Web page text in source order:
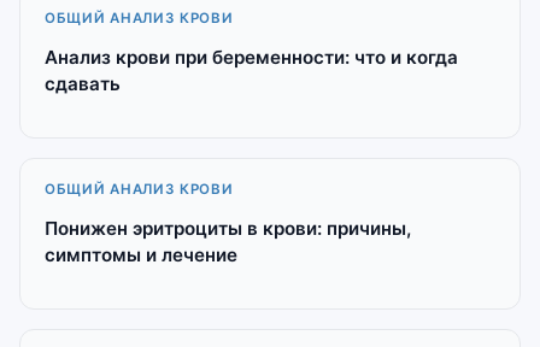
ОБЩИЙ АНАЛИЗ КРОВИ
Анализ крови при беременности: что и когда
сдавать
ОБЩИЙ АНАЛИЗ КРОВИ
Понижен эритроциты в крови: причины,
симптомы и лечение